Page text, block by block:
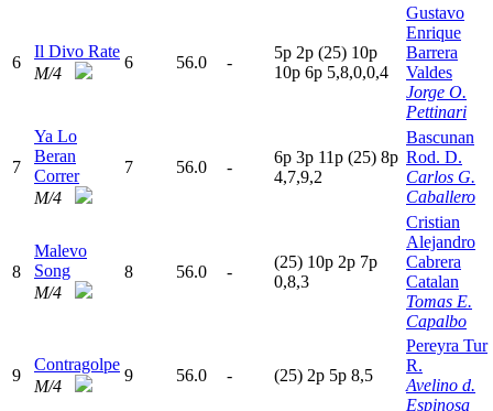
6
Il Divo Rate
M/4
6 56.0 -
5p 2p (25) 10p
10p 6p 5,8,0,0,4
Gustavo
Enrique
Barrera
Valdes
Jorge O.
Pettinari
7
Ya Lo
Beran
Correr
M/4
7 56.0 -
6p 3p 11p (25) 8p
4,7,9,2
Bascunan
Rod. D.
Carlos G.
Caballero
8
Malevo
Song
M/4
8 56.0 -
(25) 10p 2p 7p
0,8,3
Cristian
Alejandro
Cabrera
Catalan
Tomas E.
Capalbo
9
Contragolpe
M/4
9 56.0 - (25) 2p 5p 8,5
Pereyra Tur
R.
Avelino d.
Espinosa